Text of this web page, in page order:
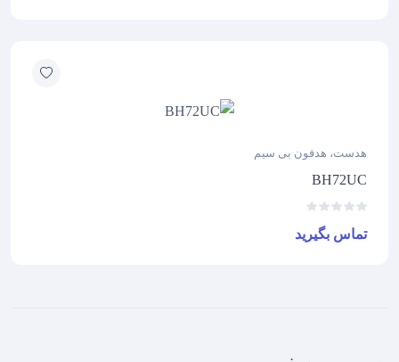
هدست، هدفون بی سیم
BH72UC
تماس بگیرید